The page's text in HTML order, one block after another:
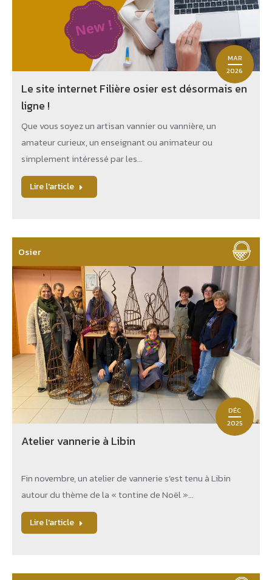
MAR
2026
Le site internet Filière osier est désormais en
ligne !
Que vous soyez un artisan vannier ou vannière, un
amateur curieux, un enseignant ou animateur ou
simplement intéressé par les…
Lire l'article
DÉC
2025
Osier
Atelier vannerie à Libin
Fin novembre, un atelier de vannerie s’est tenu à Libin
autour du thème de la « tontine de Noël »…
Lire l'article